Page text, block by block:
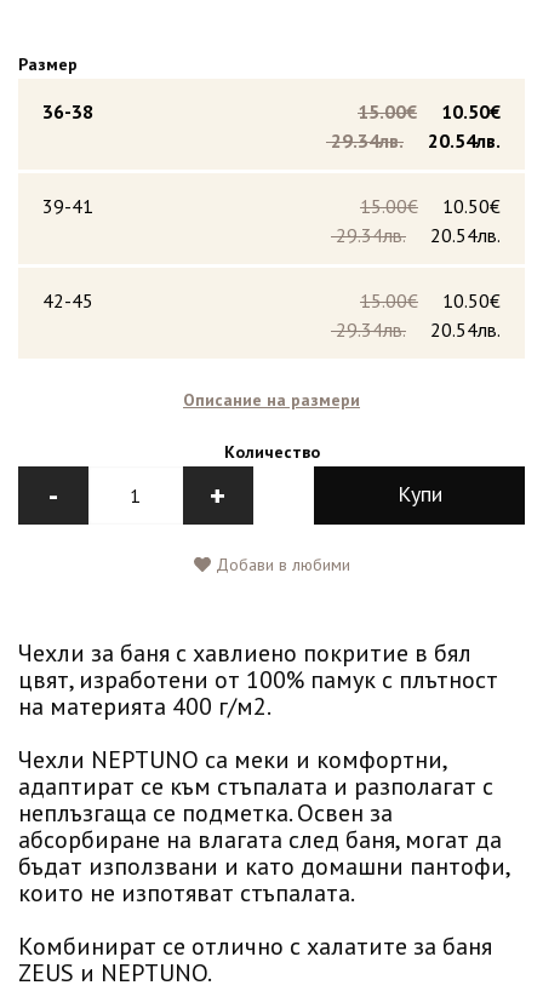
Размер
36-38 10.50€
15.00€
20.54лв.
29.34лв.
39-41 10.50€
15.00€
20.54лв.
29.34лв.
42-45 10.50€
15.00€
20.54лв.
29.34лв.
Описание на размери
Количество
- + Купи
Добави в любими
Чехли за баня с хавлиено покритие в бял
цвят, изработени от 100% памук с плътност
на материята 400 г/м2.
Чехли NEPTUNO са меки и комфортни,
адаптират се към стъпалата и разполагат с
неплъзгаща се подметка. Освен за
абсорбиране на влагата след баня, могат да
бъдат използвани и като домашни пантофи,
които не изпотяват стъпалата.
Комбинират се отлично с халатите за баня
ZEUS и NEPTUNO.